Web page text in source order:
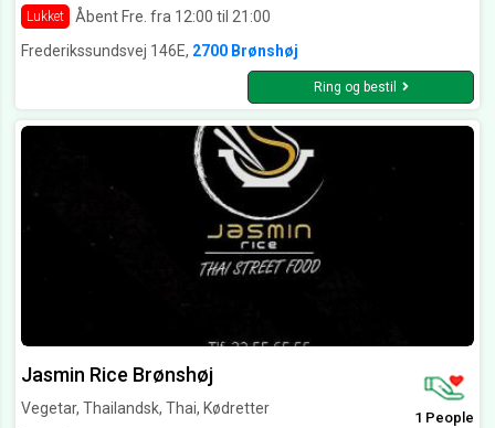
Lukket
Åbent Fre. fra 12:00 til 21:00
Frederikssundsvej 146E, 2700 Brønshøj
Ring og bestil
Jasmin Rice Brønshøj
Vegetar, Thailandsk, Thai, Kødretter
1 People